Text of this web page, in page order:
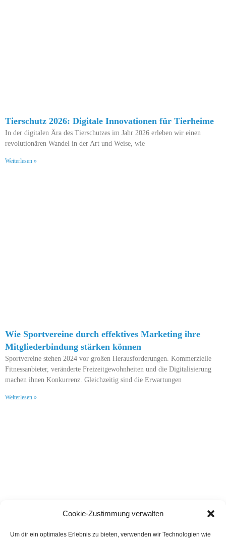
Cookie-Zustimmung verwalten
Um dir ein optimales Erlebnis zu bieten, verwenden wir Technologien wie
Tierschutz 2026: Digitale Innovationen für Tierheime
In der digitalen Ära des Tierschutzes im Jahr 2026 erleben wir einen
revolutionären Wandel in der Art und Weise, wie
Weiterlesen »
Wie Sportvereine durch effektives Marketing ihre
Mitgliederbindung stärken können
Sportvereine stehen 2024 vor großen Herausforderungen. Kommerzielle
Fitnessanbieter, veränderte Freizeitgewohnheiten und die Digitalisierung
machen ihnen Konkurrenz. Gleichzeitig sind die Erwartungen
Weiterlesen »